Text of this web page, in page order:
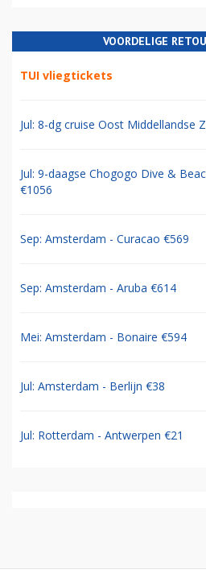
VOORDELIGE
TUI vliegtickets
Jul: 8-dg cruise Oost Middellandse
Jul: 9-daagse Chogogo Dive &
€1056
Sep: Amsterdam - Curacao €569
Sep: Amsterdam - Aruba €614
Mei: Amsterdam - Bonaire €594
Jul: Amsterdam - Berlijn €38
Jul: Rotterdam - Antwerpen €21